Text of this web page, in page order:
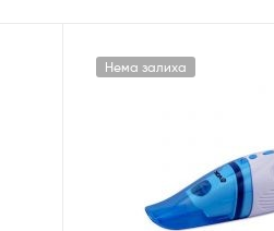
Нема залиха